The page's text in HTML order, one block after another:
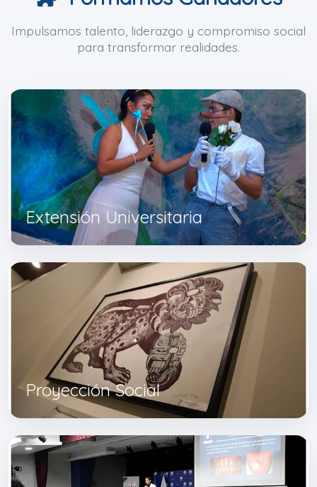
Impulsamos talento, liderazgo y compromiso social
para transformar realidades.
Extensión Universitaria
Proyección Social